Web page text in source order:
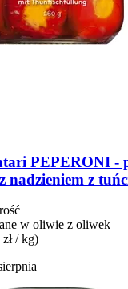
PEPERONI -​
nadzieniem z
w oliwie z oliwek
/ kg)